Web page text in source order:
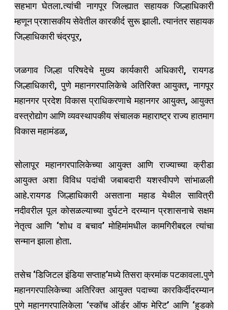
सहभाग घेतला.त्यांची नागपूर जिल्ह्यात सहायक जिल्हाधिकारी
म्हणून प्रशासकीय सेवेतील कारकीर्द सुरू झाली. त्यानंतर सहायक
जिल्हाधिकारी चंद्रपूर,
जळगाव जिल्हा परिषदेचे मुख्य कार्यकारी अधिकारी, रायगड
जिल्हाधिकारी, पुणे महानगरपालिकेचे अतिरिक्त आयुक्त, नागपूर
महानगर प्रदेश विकास प्राधिकरणाचे महानगर आयुक्त, आयुक्त
वस्त्रोद्योग आणि व्यवस्थापकीय संचालक महाराष्ट्र राज्य हातमाग
विकास महामंडळ,
सोलापूर महानगरपालिकेच्या आयुक्त आणि राज्याच्या क्रीडा
आयुक्त अशा विविध पदांची जबाबदारी यशस्वीपणे सांभाळली
आहे.रायगड जिल्हाधिकारी असताना महाड येथील सावित्री
नदीवरील पूल कोसळल्याच्या दुर्घटने दरम्यान प्रशासनाचे सक्षम
नेतृत्व आणि ‘शोध व बचाव’ मोहिमांमधील कामगिरीबद्दल त्यांचा
सन्मान झाला होता.
तसेच ‘डिजिटल इंडिया सप्ताह’मध्ये तिसरा क्रमांक पटकावला.पुणे
महानगरपालिकेच्या अतिरिक्त‍ आयुक्त पदाच्या कारकिर्दीदरम्यान
पुणे महानगरपालिकेला ‘स्कॉच ऑर्डर ऑफ मेरिट’ आणि ‘हुडको